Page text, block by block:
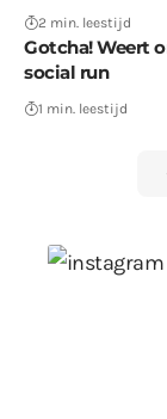
2 min. leestijd
Gotcha! Weert
social run
1 min. leestijd